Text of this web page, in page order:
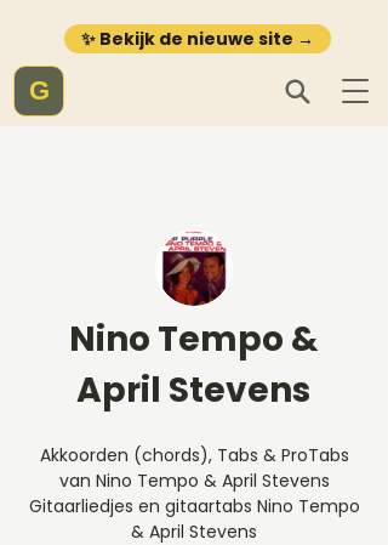
✨ Bekijk de nieuwe site →
G
Nino Tempo &
April Stevens
Akkoorden (chords), Tabs & ProTabs
van Nino Tempo & April Stevens
Gitaarliedjes en gitaartabs Nino Tempo
& April Stevens